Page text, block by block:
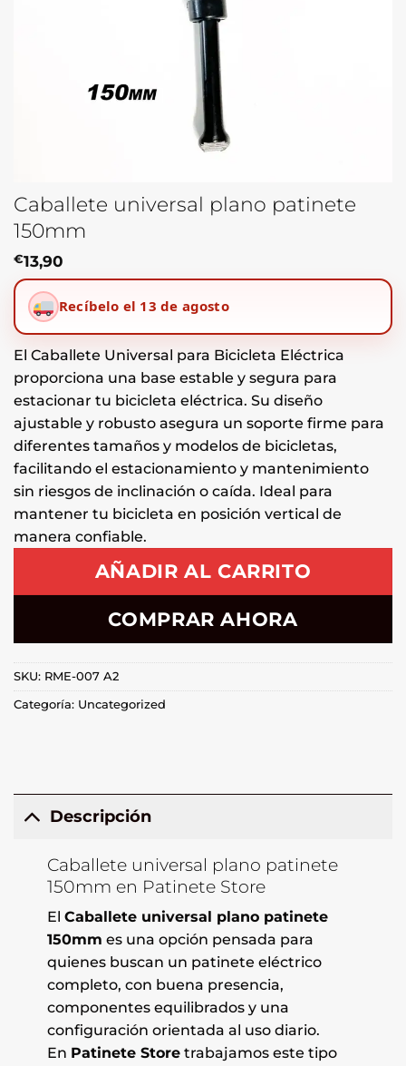
Caballete universal plano patinete
150mm
€13,90
Recíbelo el 13 de agosto
El Caballete Universal para Bicicleta Eléctrica
proporciona una base estable y segura para
estacionar tu bicicleta eléctrica. Su diseño
ajustable y robusto asegura un soporte firme para
diferentes tamaños y modelos de bicicletas,
facilitando el estacionamiento y mantenimiento
sin riesgos de inclinación o caída. Ideal para
mantener tu bicicleta en posición vertical de
manera confiable.
AÑADIR AL CARRITO
COMPRAR AHORA
SKU: RME-007 A2
Categoría: Uncategorized
Descripción
Caballete universal plano patinete
150mm en Patinete Store
El Caballete universal plano patinete
150mm es una opción pensada para
quienes buscan un patinete eléctrico
completo, con buena presencia,
componentes equilibrados y una
configuración orientada al uso diario.
En Patinete Storetrabajamos este tipo